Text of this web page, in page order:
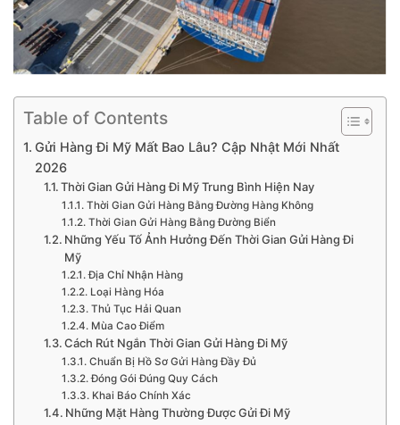
Table of Contents
Gửi Hàng Đi Mỹ Mất Bao Lâu? Cập Nhật Mới Nhất
2026
Thời Gian Gửi Hàng Đi Mỹ Trung Bình Hiện Nay
Thời Gian Gửi Hàng Bằng Đường Hàng Không
Thời Gian Gửi Hàng Bằng Đường Biển
Những Yếu Tố Ảnh Hưởng Đến Thời Gian Gửi Hàng Đi
Mỹ
Địa Chỉ Nhận Hàng
Loại Hàng Hóa
Thủ Tục Hải Quan
Mùa Cao Điểm
Cách Rút Ngắn Thời Gian Gửi Hàng Đi Mỹ
Chuẩn Bị Hồ Sơ Gửi Hàng Đầy Đủ
Đóng Gói Đúng Quy Cách
Khai Báo Chính Xác
Những Mặt Hàng Thường Được Gửi Đi Mỹ